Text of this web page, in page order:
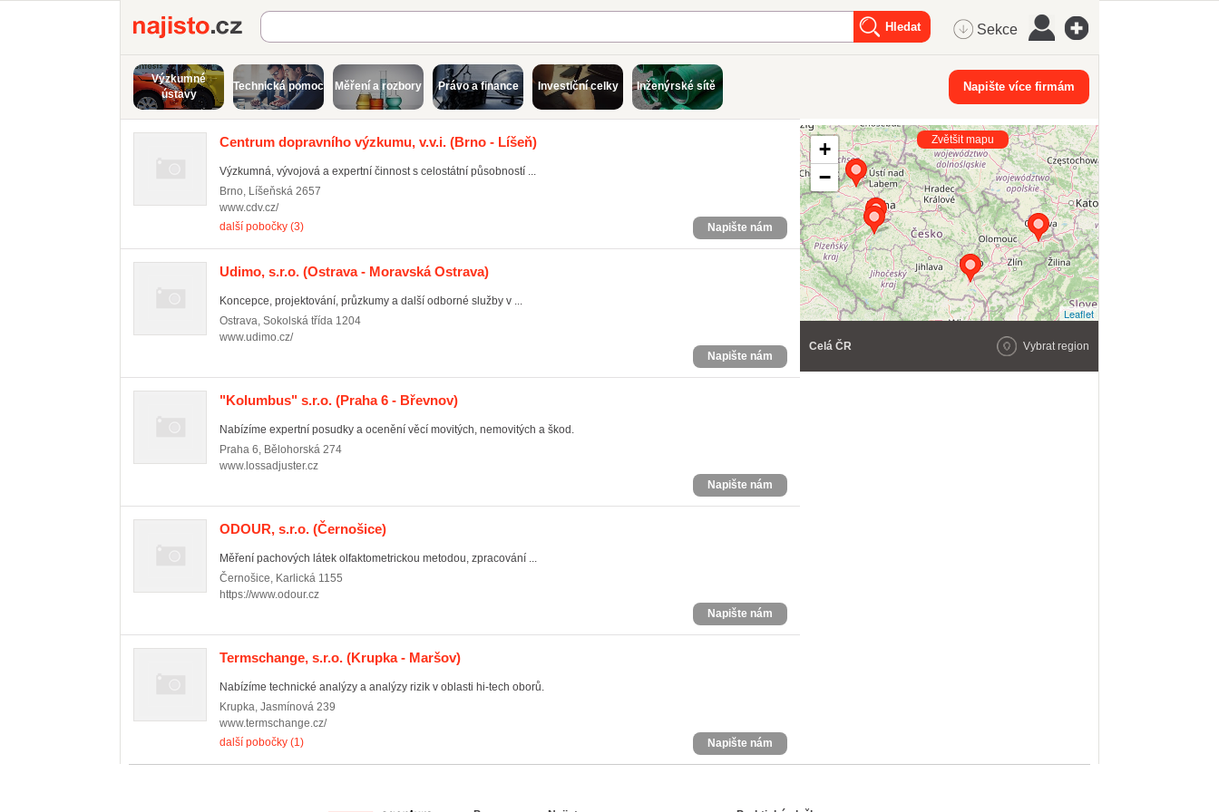
Najisto.cz Sekce
Výzkumné
ústavy
Technická pomoc Měření a rozbory Právo a finance Investiční celky Inženýrské sítě Napište více firmám
Centrum dopravního výzkumu, v.v.i. (Brno - Líšeň)
Výzkumná, vývojová a expertní činnost s celostátní působností ...
Brno, Líšeňská 2657
www.cdv.cz/
další pobočky (3)
Napište nám
Udimo, s.r.o. (Ostrava - Moravská Ostrava)
Koncepce, projektování, průzkumy a další odborné služby v ...
Ostrava, Sokolská třída 1204
www.udimo.cz/
Napište nám
"Kolumbus" s.r.o. (Praha 6 - Břevnov)
Nabízíme expertní posudky a ocenění věcí movitých, nemovitých a škod.
Praha 6, Bělohorská 274
www.lossadjuster.cz
Napište nám
ODOUR, s.r.o. (Černošice)
Měření pachových látek olfaktometrickou metodou, zpracování ...
Černošice, Karlická 1155
https://www.odour.cz
Napište nám
Termschange, s.r.o. (Krupka - Maršov)
Nabízíme technické analýzy a analýzy rizik v oblasti hi-tech oborů.
Krupka, Jasmínová 239
www.termschange.cz/
další pobočky (1)
Napište nám
+
−
Leaflet
Zvětšit mapu
Celá ČR Vybrat region